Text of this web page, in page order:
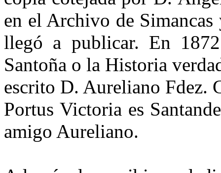
en el Archivo de Simancas
llegó a publicar. En
Santoña o la Historia
escrito D. Aureliano Fdez.
Portus Victoria es
amigo Aureliano.